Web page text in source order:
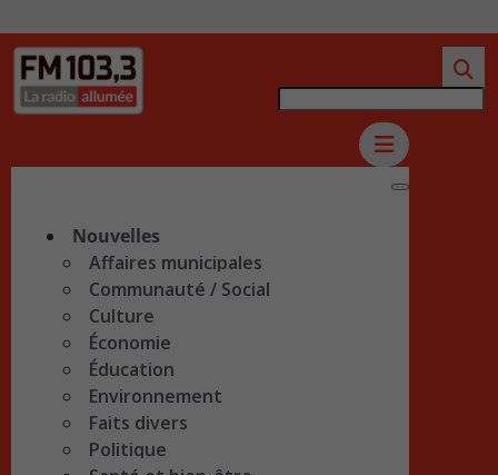
Nouvelles
Affaires municipales
Communauté / Social
Culture
Économie
Éducation
Environnement
Faits divers
Politique